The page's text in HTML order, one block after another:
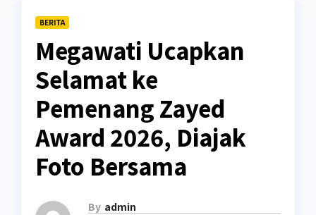
BERITA
Megawati Ucapkan
Selamat ke
Pemenang Zayed
Award 2026, Diajak
Foto Bersama
By admin